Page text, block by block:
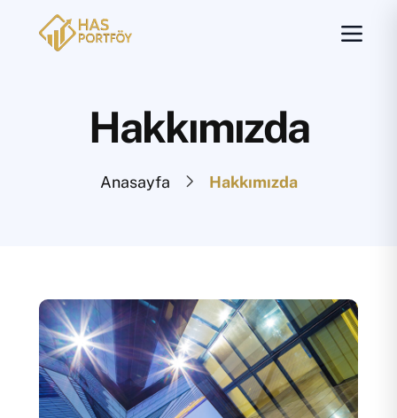
Hakkımızda
Anasayfa Hakkımızda